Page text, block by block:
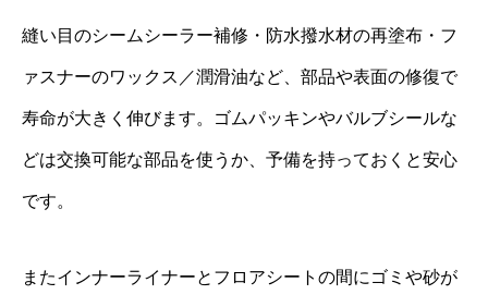
縫い目のシームシーラー補修・防水撥水材の再塗布・フ
ァスナーのワックス／潤滑油など、部品や表面の修復で
寿命が大きく伸びます。ゴムパッキンやバルブシールな
どは交換可能な部品を使うか、予備を持っておくと安心
です。
またインナーライナーとフロアシートの間にゴミや砂が